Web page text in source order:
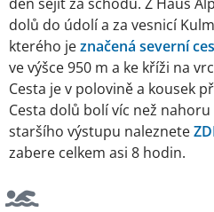
den sejít za schodů. Z Haus
dolů do údolí a za vesnicí
kterého jeznačená severní
ve výšce 950 m a ke kříži na
Cesta je v polovině a kousek
Cesta dolů bolí víc než nahoru
staršího výstupu naleznete
zabere celkem asi 8 hodin.